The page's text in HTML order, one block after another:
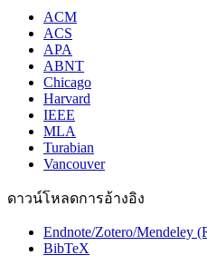
ACM
ACS
APA
ABNT
Chicago
Harvard
IEEE
MLA
Turabian
Vancouver
ดาวน์โหลดการอ้างอิง
Endnote/Zotero/Mendeley
BibTeX